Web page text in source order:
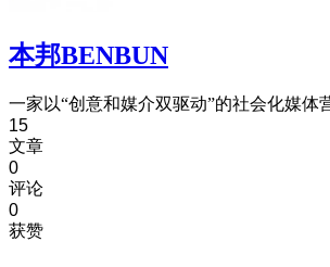
本邦BENBUN
一家以“创意和媒介双驱动”的社会化媒体
15
文章
0
评论
0
获赞